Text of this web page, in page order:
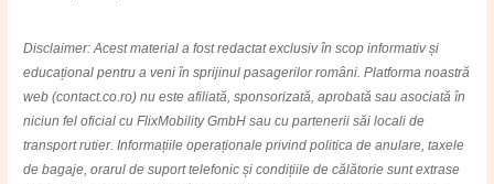
Disclaimer: Acest material a fost redactat exclusiv în scop informativ și
educațional pentru a veni în sprijinul pasagerilor români. Platforma noastră
web (contact.co.ro) nu este afiliată, sponsorizată, aprobată sau asociată în
niciun fel oficial cu FlixMobility GmbH sau cu partenerii săi locali de
transport rutier. Informațiile operaționale privind politica de anulare, taxele
de bagaje, orarul de suport telefonic și condițiile de călătorie sunt extrase